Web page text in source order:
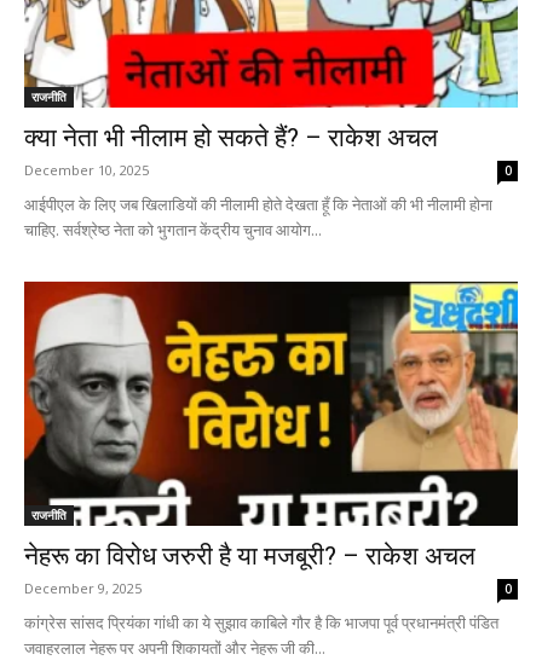
राजनीति
क्या नेता भी नीलाम हो सकते हैं? – राकेश अचल
December 10, 2025 0
आईपीएल के लिए जब खिलाडियों की नीलामी होते देखता हूँ कि नेताओं की भी नीलामी होना
चाहिए. सर्वश्रेष्ठ नेता को भुगतान केंद्रीय चुनाव आयोग...
राजनीति
नेहरू का विरोध जरुरी है या मजबूरी? – राकेश अचल
December 9, 2025 0
कांग्रेस सांसद प्रियंका गांधी का ये सुझाव काबिले गौर है कि भाजपा पूर्व प्रधानमंत्री पंडित
जवाहरलाल नेहरू पर अपनी शिकायतों और नेहरू जी की...